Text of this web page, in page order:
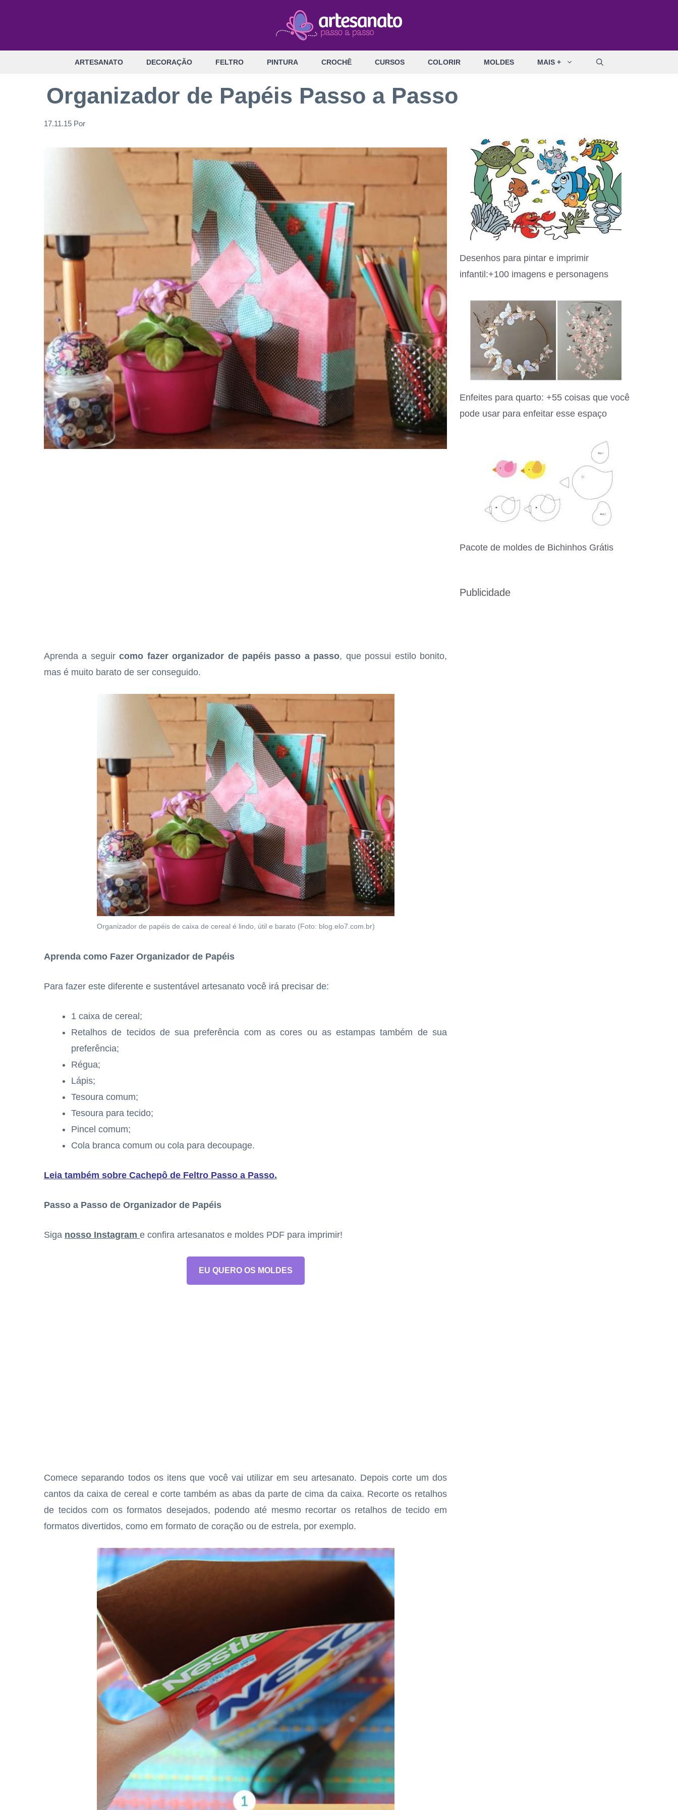
ARTESANATO DECORAÇÃO FELTRO PINTURA CROCHÊ CURSOS COLORIR MOLDES MAIS +
Organizador de Papéis Passo a Passo
17.11.15 Por
Aprenda a seguircomo fazer organizador de papéis passo a passo, que possui estilo bonito,
mas é muito barato de ser conseguido.
Organizador de papéis de caixa de cereal é lindo, útil e barato (Foto: blog.elo7.com.br)
Aprenda como Fazer Organizador de Papéis
Para fazer este diferente e sustentável artesanato você irá precisar de:
1 caixa de cereal;
Retalhos de tecidos de sua preferência com as cores ou as estampas também de sua
preferência;
Régua;
Lápis;
Tesoura comum;
Tesoura para tecido;
Pincel comum;
Cola branca comum ou cola para decoupage.
Leia também sobre Cachepô de Feltro Passo a Passo.
Passo a Passo de Organizador de Papéis
Siga nosso Instagram e confira artesanatos e moldes PDF para imprimir!
EU QUERO OS MOLDES
Comece separando todos os itens que você vai utilizar em seu artesanato. Depois corte um dos
cantos da caixa de cereal e corte também as abas da parte de cima da caixa. Recorte os retalhos
de tecidos com os formatos desejados, podendo até mesmo recortar os retalhos de tecido em
formatos divertidos, como em formato de coração ou de estrela, por exemplo.
Desenhos para pintar e imprimir
infantil:+100 imagens e personagens
Enfeites para quarto: +55 coisas que você
pode usar para enfeitar esse espaço
Pacote de moldes de Bichinhos Grátis
Publicidade